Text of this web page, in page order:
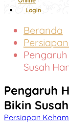
Login
Beranda
Susah
Pengaruh
Bikin
Persiapan